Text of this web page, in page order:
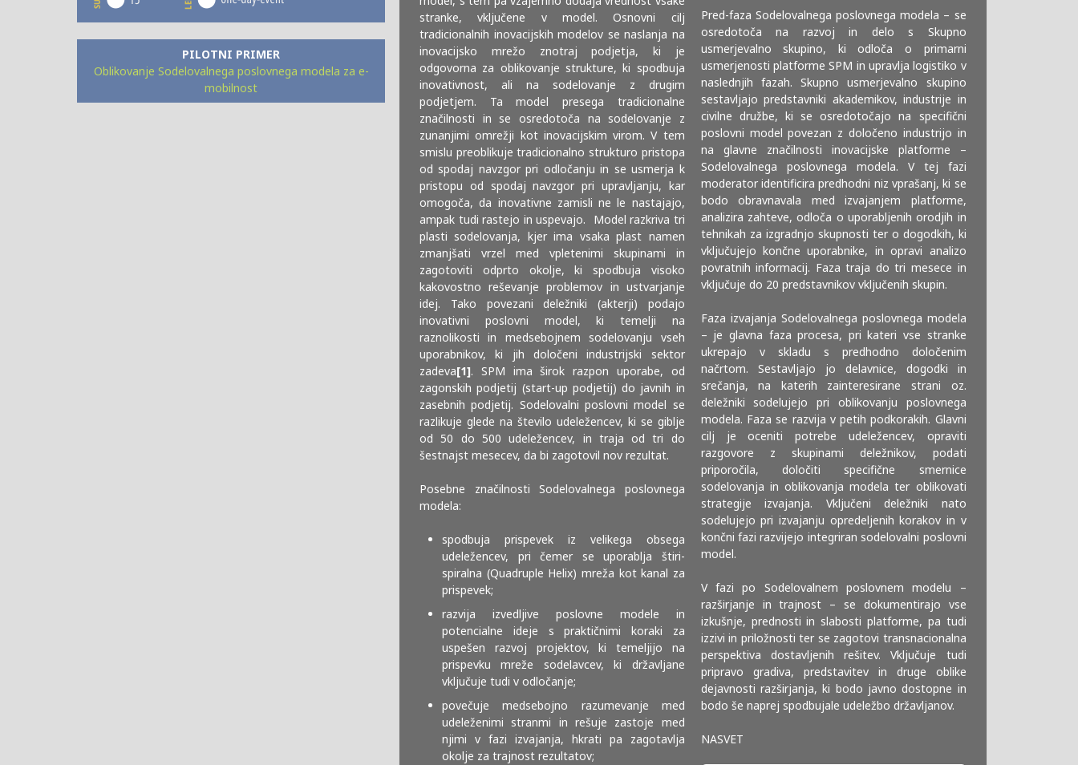
PILOTNI PRIMER
Oblikovanje Sodelovalnega poslovnega modela za e-
mobilnost
stranke, vključene v model. Osnovni cilj
tradicionalnih inovacijskih modelov se naslanja na
inovacijsko mrežo znotraj podjetja, ki je
odgovorna za oblikovanje strukture, ki spodbuja
inovativnost, ali na sodelovanje z drugim
podjetjem. Ta model presega tradicionalne
značilnosti in se osredotoča na sodelovanje z
zunanjimi omrežji kot inovacijskim virom. V tem
smislu preoblikuje tradicionalno strukturo pristopa
od spodaj navzgor pri odločanju in se usmerja k
pristopu od spodaj navzgor pri upravljanju, kar
omogoča, da inovativne zamisli ne le nastajajo,
ampak tudi rastejo in uspevajo. Model razkriva tri
plasti sodelovanja, kjer ima vsaka plast namen
zmanjšati vrzel med vpletenimi skupinami in
zagotoviti odprto okolje, ki spodbuja visoko
kakovostno reševanje problemov in ustvarjanje
idej. Tako povezani deležniki (akterji) podajo
inovativni poslovni model, ki temelji na
raznolikosti in medsebojnem sodelovanju vseh
uporabnikov, ki jih določeni industrijski sektor
zadeva[1]. SPM ima širok razpon uporabe, od
zagonskih podjetij (start-up podjetij) do javnih in
zasebnih podjetij. Sodelovalni poslovni model se
razlikuje glede na število udeležencev, ki se giblje
od 50 do 500 udeležencev, in traja od tri do
šestnajst mesecev, da bi zagotovil nov rezultat.
Posebne značilnosti Sodelovalnega poslovnega
modela:
spodbuja prispevek iz velikega obsega
udeležencev, pri čemer se uporablja štiri-
spiralna (Quadruple Helix) mreža kot kanal za
prispevek;
razvija izvedljive poslovne modele in
potencialne ideje s praktičnimi koraki za
uspešen razvoj projektov, ki temeljijo na
prispevku mreže sodelavcev, ki državljane
vključuje tudi v odločanje;
povečuje medsebojno razumevanje med
udeleženimi stranmi in rešuje zastoje med
njimi v fazi izvajanja, hkrati pa zagotavlja
okolje za trajnost rezultatov;
Pred-faza Sodelovalnega poslovnega modela – se
osredotoča na razvoj in delo s Skupno
usmerjevalno skupino, ki odloča o primarni
usmerjenosti platforme SPM in upravlja logistiko v
naslednjih fazah. Skupno usmerjevalno skupino
sestavljajo predstavniki akademikov, industrije in
civilne družbe, ki se osredotočajo na specifični
poslovni model povezan z določeno industrijo in
na glavne značilnosti inovacijske platforme –
Sodelovalnega poslovnega modela. V tej fazi
moderator identificira predhodni niz vprašanj, ki se
bodo obravnavala med izvajanjem platforme,
analizira zahteve, odloča o uporabljenih orodjih in
tehnikah za izgradnjo skupnosti ter o dogodkih, ki
vključujejo končne uporabnike, in opravi analizo
povratnih informacij. Faza traja do tri mesece in
vključuje do 20 predstavnikov vključenih skupin.
Faza izvajanja Sodelovalnega poslovnega modela
– je glavna faza procesa, pri kateri vse stranke
ukrepajo v skladu s predhodno določenim
načrtom. Sestavljajo jo delavnice, dogodki in
srečanja, na katerih zainteresirane strani oz.
deležniki sodelujejo pri oblikovanju poslovnega
modela. Faza se razvija v petih podkorakih. Glavni
cilj je oceniti potrebe udeležencev, opraviti
razgovore z skupinami deležnikov, podati
priporočila, določiti specifične smernice
sodelovanja in oblikovanja modela ter oblikovati
strategije izvajanja. Vključeni deležniki nato
sodelujejo pri izvajanju opredeljenih korakov in v
končni fazi razvijejo integriran sodelovalni poslovni
model.
V fazi po Sodelovalnem poslovnem modelu –
razširjanje in trajnost – se dokumentirajo vse
izkušnje, prednosti in slabosti platforme, pa tudi
izzivi in priložnosti ter se zagotovi transnacionalna
perspektiva dostavljenih rešitev. Vključuje tudi
pripravo gradiva, predstavitev in druge oblike
dejavnosti razširjanja, ki bodo javno dostopne in
bodo še naprej spodbujale udeležbo državljanov.
NASVET